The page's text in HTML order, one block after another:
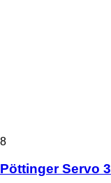
8
Pöttinger Servo 3